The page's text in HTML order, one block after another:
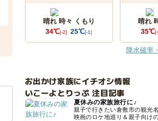
晴れ 時々 くもり
34℃[-2] 25℃[-1]
晴れ
35℃
降水確率
お出かけ家族にイチオシ情報
いこーよとりっぷ 注目記事
夏休みの家族旅行に♪
親子で行きたい倉敷市の観光
映画のロケ地巡り＆親子向け